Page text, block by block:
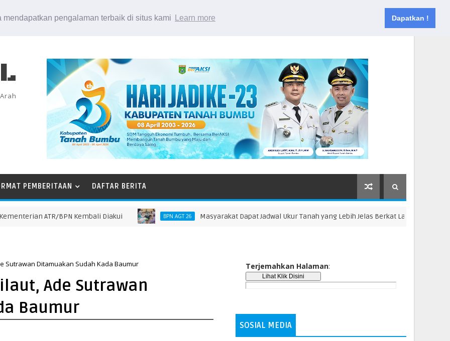
pengalaman terbaik di situs kami Learn more Dapatkan !
Kontak
PEMBERITAAN DAFTAR BERITA
ATR/BPN Kembali Diakui BPN AGT 26 Masyarakat Dapat Jadwal Ukur Tanah yang Lebih Jelas Berkat Layanan
Sutrawan Ditamuakan Sudah Kada Baumur
Ade Sutrawan
Baumur
Terjemahkan Halaman:
SOSIAL MEDIA